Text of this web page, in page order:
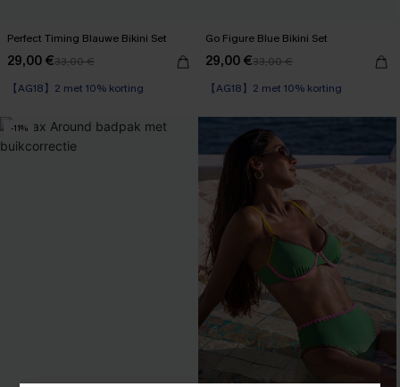
Perfect Timing Blauwe Bikini Set
29,00 €33,00 €
【AG18】2 met 10% korting
Go Figure Blue Bikini Set
29,00 €33,00 €
【AG18】2 met 10% korting
-11%